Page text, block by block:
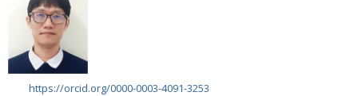
https://orcid.org/0000-0003-4091-3253